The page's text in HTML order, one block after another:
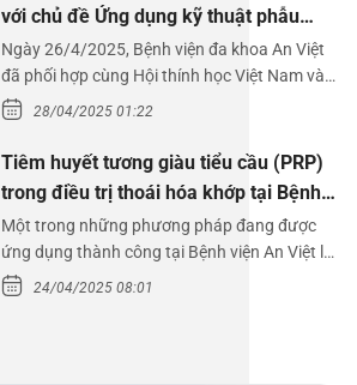
với chủ đề Ứng dụng kỹ thuật phẫu
thuật nội soi tai dưới nước
Ngày 26/4/2025, Bệnh viện đa khoa An Việt
đã phối hợp cùng Hội thính học Việt Nam và
Công ty…28/04/2025 01:22
Tiêm huyết tương giàu tiểu cầu (PRP)
trong điều trị thoái hóa khớp tại Bệnh
viện An Việt
Một trong những phương pháp đang được
ứng dụng thành công tại Bệnh viện An Việt là
tiêm huyết tương…
24/04/2025 08:01